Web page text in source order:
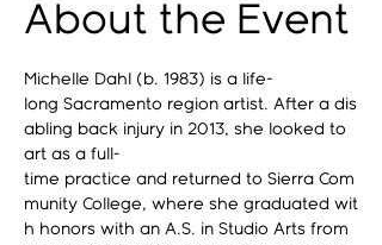
About the Event
Michelle Dahl (b. 1983) is a life-
long Sacramento region artist. After a dis
abling back injury in 2013, she looked to
art as a full-
time practice and returned to Sierra Com
munity College, where she graduated wit
h honors with an A.S. in Studio Arts from